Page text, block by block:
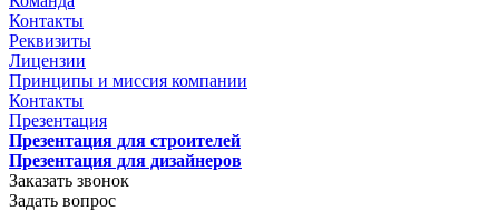
Контакты
Реквизиты
Лицензии
Принципы и миссия компании
Контакты
Презентация
Презентация для строителей
Презентация для дизайнеров
Заказать звонок
Задать вопрос